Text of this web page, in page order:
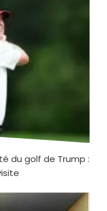
du golf de Trump :